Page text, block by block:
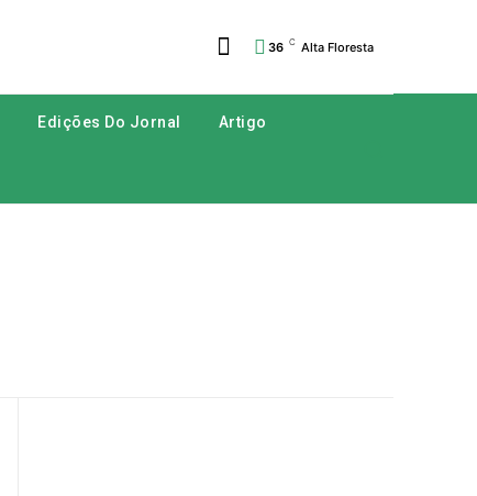
36 C Alta Floresta
Edições Do Jornal Artigo